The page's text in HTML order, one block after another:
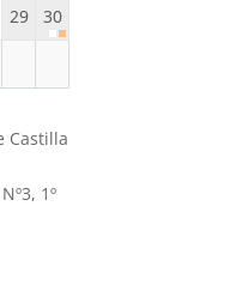
29 30
Castilla
1º